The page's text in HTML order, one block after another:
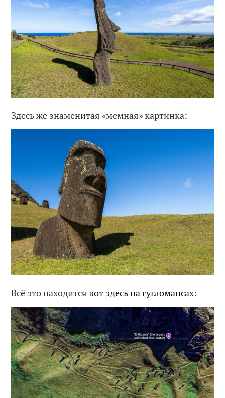
Здесь же знаменитая «мемная» картинка:
Всё это находитсявот здесь на гугломапсах: